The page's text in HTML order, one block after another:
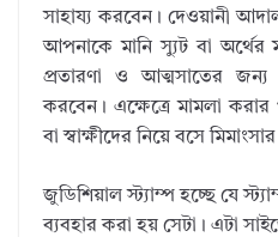
সাহায্য করবেন। দেওয়ানী
আপনাকে মানি স্যুট বা অর্থের
প্রতারণা ও আত্মসাতের
করবেন। এক্ষেত্রে মামলা
বা স্বাক্ষীদের নিয়ে বসে
জুডিশিয়াল স্ট্যাম্প হচ্ছে যে
ব্যবহার করা হয় সেটা। এটা